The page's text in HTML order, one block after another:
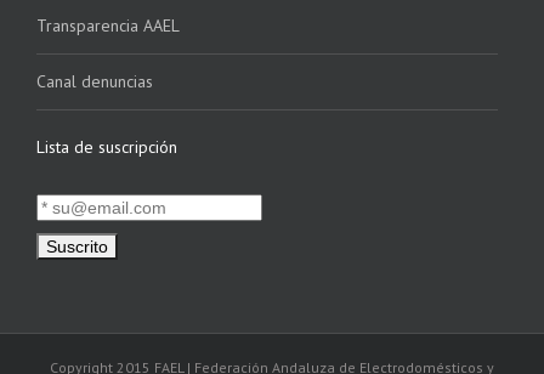
Transparencia AAEL
Canal denuncias
Lista de suscripción
Copyright 2015 FAEL | Federación Andaluza de Electrodomésticos y